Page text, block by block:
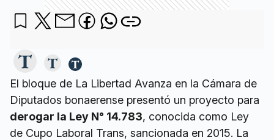
El bloque de La Libertad Avanza en la Cámara de
Diputados bonaerense presentó un proyecto para
derogar la Ley N° 14.783, conocida como Ley
de Cupo Laboral Trans, sancionada en 2015. La